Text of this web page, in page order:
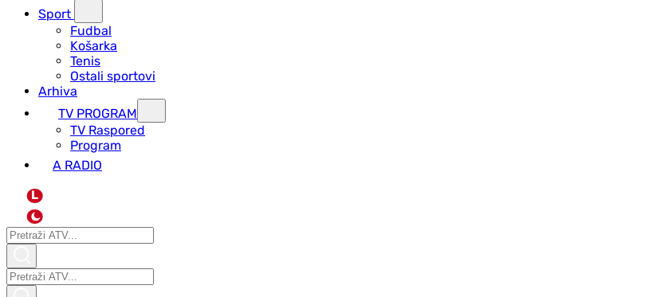
Sport
Fudbal
Košarka
Tenis
Ostali sportovi
Arhiva
TV PROGRAM
ТV Raspored
Program
A RADIO
L